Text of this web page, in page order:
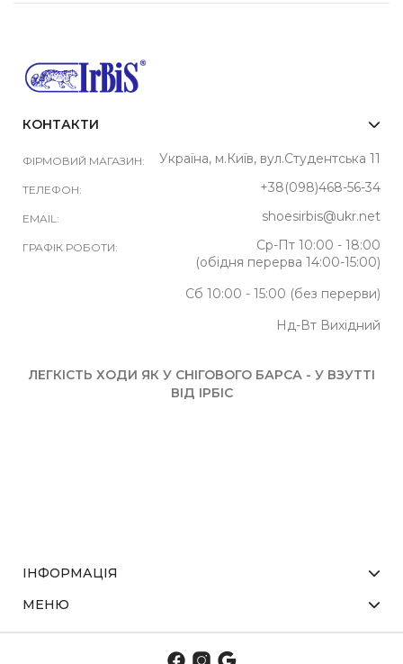
КОНТАКТИ
ФІРМОВИЙ МАГАЗИН: Україна, м.Київ, вул.Студентська 11
ТЕЛЕФОН: +38(098)468-56-34
EMAIL: shoesirbis@ukr.net
ГРАФІК РОБОТИ:
Ср-Пт 10:00 - 18:00
(обідня перерва 14:00-15:00)
Сб 10:00 - 15:00 (без перерви)
Нд-Вт Вихідний
ЛЕГКІСТЬ ХОДИ ЯК У СНІГОВОГО БАРСА - У ВЗУТТІ
ВІД ІРБІС
ІНФОРМАЦІЯ
МЕНЮ